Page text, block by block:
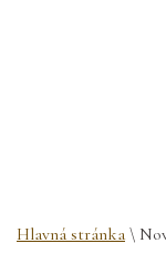
Hlavná stránka\